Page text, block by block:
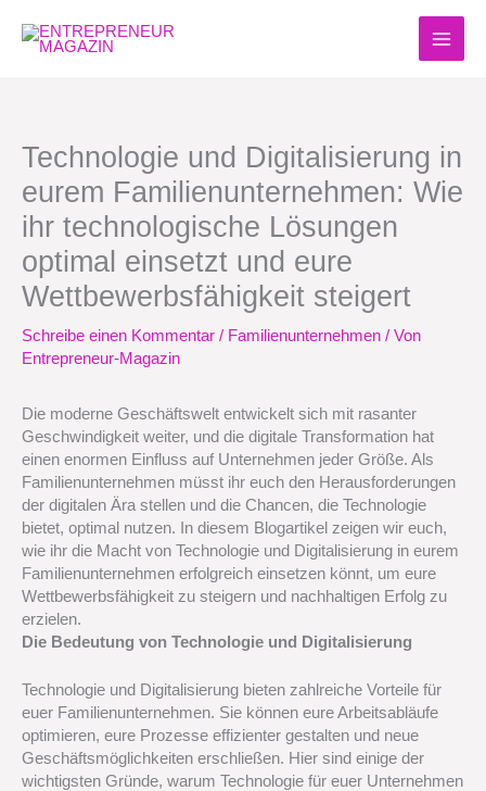
Inhalt
springen
Technologie und Digitalisierung in
eurem Familienunternehmen: Wie
ihr technologische Lösungen
optimal einsetzt und eure
Wettbewerbsfähigkeit steigert
Schreibe einen Kommentar / Familienunternehmen / Von
Entrepreneur-Magazin
Die moderne Geschäftswelt entwickelt sich mit rasanter
Geschwindigkeit weiter, und die digitale Transformation hat
einen enormen Einfluss auf Unternehmen jeder Größe. Als
Familienunternehmen müsst ihr euch den Herausforderungen
der digitalen Ära stellen und die Chancen, die Technologie
bietet, optimal nutzen. In diesem Blogartikel zeigen wir euch,
wie ihr die Macht von Technologie und Digitalisierung in eurem
Familienunternehmen erfolgreich einsetzen könnt, um eure
Wettbewerbsfähigkeit zu steigern und nachhaltigen Erfolg zu
erzielen.
Die Bedeutung von Technologie und Digitalisierung
Technologie und Digitalisierung bieten zahlreiche Vorteile für
euer Familienunternehmen. Sie können eure Arbeitsabläufe
optimieren, eure Prozesse effizienter gestalten und neue
Geschäftsmöglichkeiten erschließen. Hier sind einige der
wichtigsten Gründe, warum Technologie für euer Unternehmen